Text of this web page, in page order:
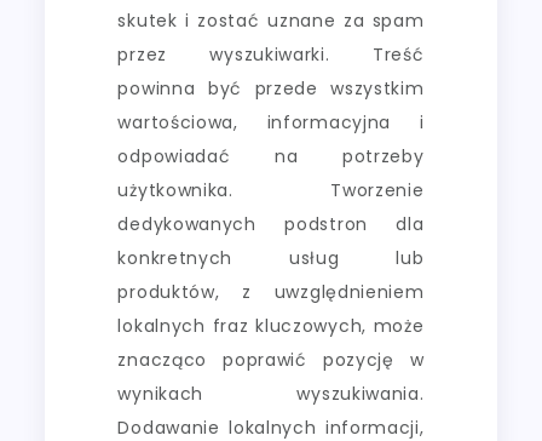
skutek i zostać uznane za spam
przez wyszukiwarki. Treść
powinna być przede wszystkim
wartościowa, informacyjna i
odpowiadać na potrzeby
użytkownika. Tworzenie
dedykowanych podstron dla
konkretnych usług lub
produktów, z uwzględnieniem
lokalnych fraz kluczowych, może
znacząco poprawić pozycję w
wynikach wyszukiwania.
Dodawanie lokalnych informacji,